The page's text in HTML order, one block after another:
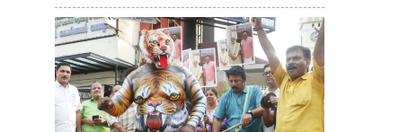
ഞ്ചായത്ത്. ആദിവാസി ഊരുകളായ
വെള്ളാരംകുത്ത്, കത്തിപ്പാറ, ഉറിയംപെട്ടി,
തേക്കല്ല്, വെട്ടിക്കല്ല്, മഞ്ചപ്പാറ എന്നീ
ആറു സ്ഥലങ്ങളിലേക്കുള്ള പ്രധാന
സഞ്ചാര മാർഗമാണ് ഈ കാണുന്ന
കടത്ത് വള്ളം